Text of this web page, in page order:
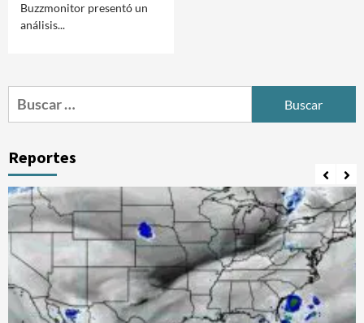
Buzzmonitor presentó un
análisis...
Buscar:
Reportes